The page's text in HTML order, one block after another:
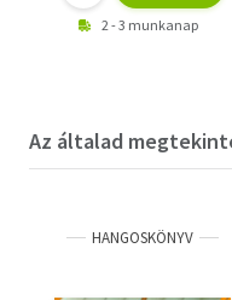
2 - 3 munkanap
Az általad
HANGOSKÖNYV